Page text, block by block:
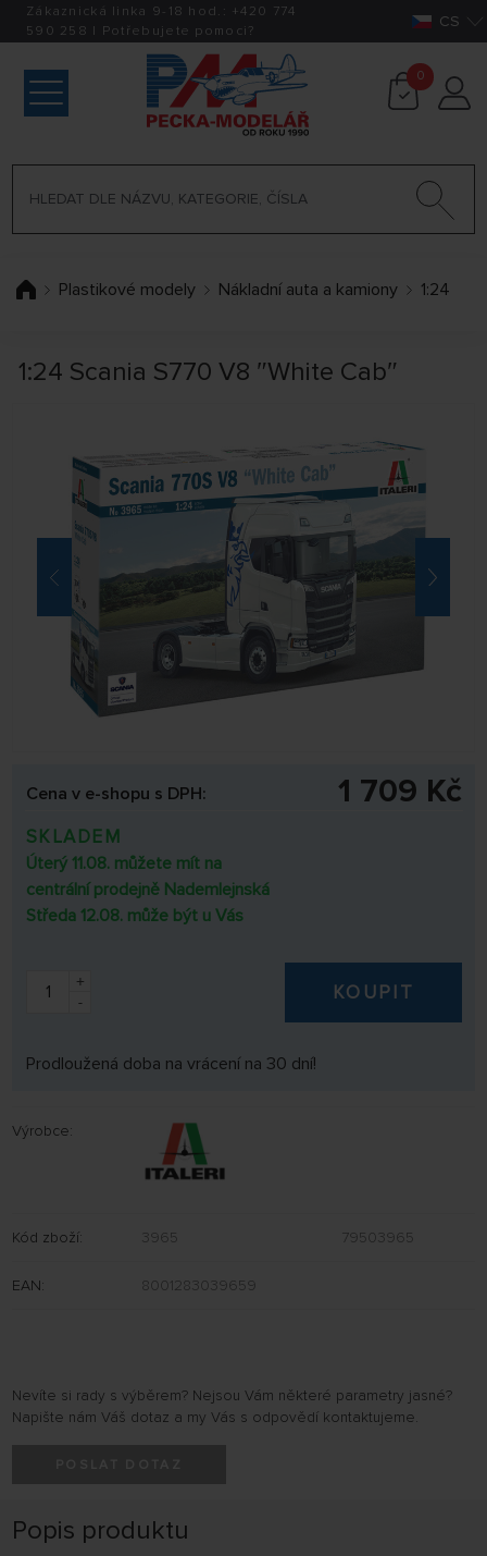
Zákaznická linka 9-18 hod.: +420 774
590 258 | Potřebujete pomoci? CS
0
Plastikové modely Nákladní auta a kamiony 1:24
1:24 Scania S770 V8 ″White Cab″
Cena v e-shopu s DPH: 1 709 Kč
SKLADEM
Úterý 11.08. můžete mít na
centrální prodejně Nademlejnská
Středa 12.08. může být u Vás
+
-
KOUPIT
Prodloužená doba na vrácení na 30 dní!
Výrobce:
Kód zboží: 3965 79503965
EAN: 8001283039659
Nevíte si rady s výběrem? Nejsou Vám některé parametry jasné?
Napište nám Váš dotaz a my Vás s odpovědí kontaktujeme.
Popis produktu